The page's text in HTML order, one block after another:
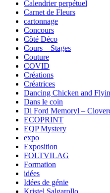
Calendrier perpétuel
Carnet de Fleurs
cartonnage
Concours
Côté Déco
Cours – Stages
Couture
COVID
Créations
Créatrices
Dancing Chicken and
Dans le coin
Di Ford Memoryl –
ECOPRINT
EQP Mystery
expo
Exposition
FOLTVILAG
Formation
idées
Idées de génie
Kristel Salgarollo